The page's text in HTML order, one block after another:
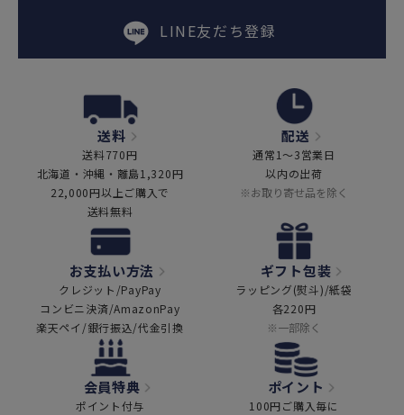
LINE友だち登録
送料
送料770円
北海道・沖縄・離島1,320円
22,000円以上ご購入で
送料無料
配送
通常1～3営業日
以内の出荷
※お取り寄せ品を除く
お支払い方法
クレジット/PayPay
コンビニ決済/AmazonPay
楽天ペイ/銀行振込/代金引換
ギフト包装
ラッピング(熨斗)/紙袋
各220円
※一部除く
会員特典
ポイント付与
ポイント
100円ご購入毎に